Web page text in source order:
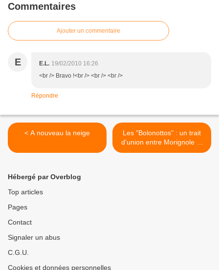
Commentaires
Ajouter un commentaire
E E.L. 19/02/2010 16:26
<br /> Bravo !<br /> <br /> <br />
Répondre
< A nouveau la neige
Les "Bolonottos" : un trait
d'union entre Morignole et
l'Amérique Latine >
Hébergé par Overblog
Top articles
Pages
Contact
Signaler un abus
C.G.U.
Cookies et données personnelles